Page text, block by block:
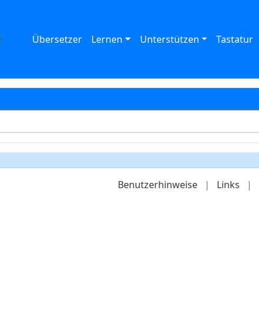
Übersetzer Lernen Unterstützen Tastatur
Benutzerhinweise | Links |